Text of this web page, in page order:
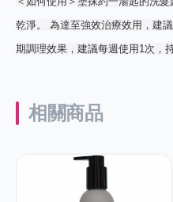
乾淨。 為達至強效治療效用，建
期調理效果，建議每週使用1次，
相關商品